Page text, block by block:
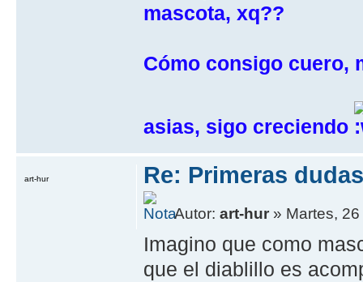
mascota, xq??
Cómo consigo cuero,
asias, sigo creciendo
Re: Primeras
Autor:art-hur » Martes,
Imagino que como
que el diablillo es
art-hur